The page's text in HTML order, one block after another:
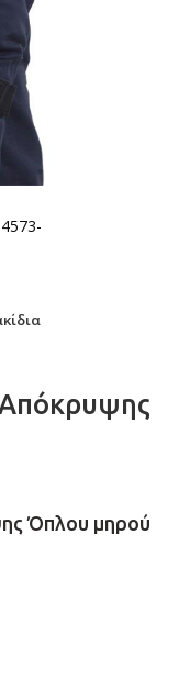
Απόκρυψης
Όπλου μηρού